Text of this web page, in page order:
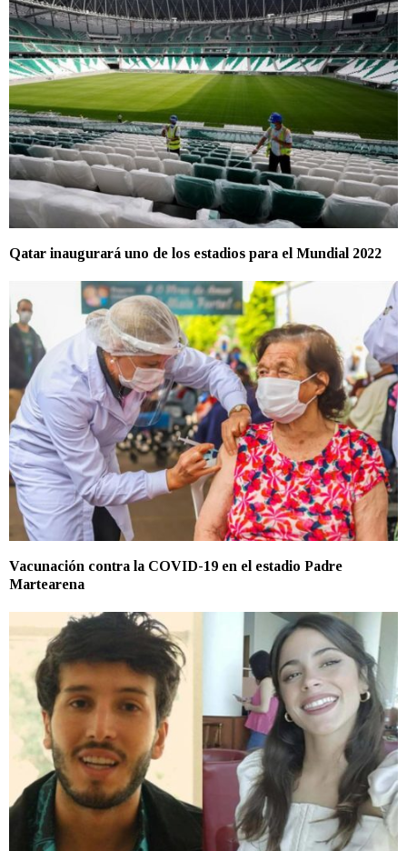
Qatar inaugurará uno de los estadios para el Mundial 2022
Vacunación contra la COVID-19 en el estadio Padre
Martearena